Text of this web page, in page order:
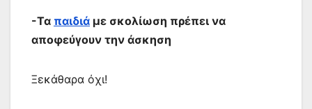
-Τα παιδιά με σκολίωση πρέπει να
αποφεύγουν την άσκηση
Ξεκάθαρα όχι!